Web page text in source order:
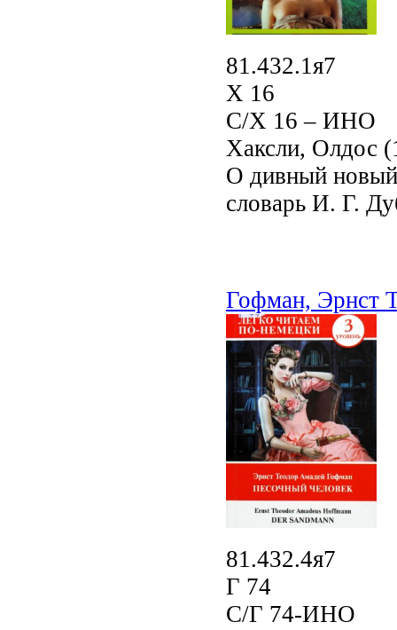
81.432.1я7
Х 16
C/Х 16 – ИНО
Хаксли, Олдос
О дивный новый
словарь И. Г.
Гофман, Эрнст
81.432.4я7
Г 74
С/Г 74-ИНО